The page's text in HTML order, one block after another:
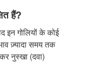
हैं?
इन गोलियों के कोई
ज़्यादा समय तक
नुस्खा (दवा)